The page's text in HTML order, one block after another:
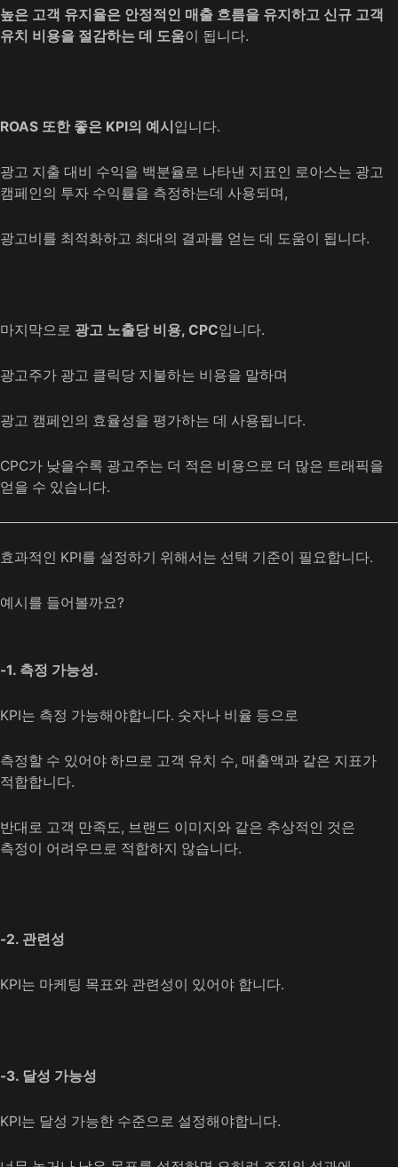
높은 고객 유지율은 안정적인 매출 흐름을 유지하고 신규 고객
유치 비용을 절감하는 데 도움이 됩니다.
ROAS 또한 좋은 KPI의 예시입니다.
광고 지출 대비 수익을 백분율로 나타낸 지표인 로아스는 광고
캠페인의 투자 수익률을 측정하는데 사용되며,
광고비를 최적화하고 최대의 결과를 얻는 데 도움이 됩니다.
마지막으로 광고 노출당 비용, CPC입니다.
광고주가 광고 클릭당 지불하는 비용을 말하며
광고 캠페인의 효율성을 평가하는 데 사용됩니다.
CPC가 낮을수록 광고주는 더 적은 비용으로 더 많은 트래픽을
얻을 수 있습니다.
효과적인 KPI를 설정하기 위해서는 선택 기준이 필요합니다.
예시를 들어볼까요?
-1. 측정 가능성.
KPI는 측정 가능해야합니다. 숫자나 비율 등으로
측정할 수 있어야 하므로 고객 유치 수, 매출액과 같은 지표가
적합합니다.
반대로 고객 만족도, 브랜드 이미지와 같은 추상적인 것은
측정이 어려우므로 적합하지 않습니다.
-2. 관련성
KPI는 마케팅 목표와 관련성이 있어야 합니다.
-3. 달성 가능성
KPI는 달성 가능한 수준으로 설정해야합니다.